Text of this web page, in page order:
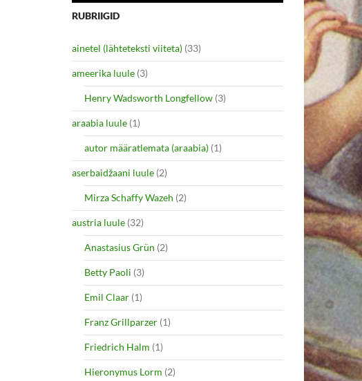
RUBRIIGID
ainetel (lähteteksti viiteta) (33)
ameerika luule (3)
Henry Wadsworth Longfellow (3)
araabia luule (1)
autor määratlemata (araabia) (1)
aserbaidžaani luule (2)
Mirza Schaffy Wazeh (2)
austria luule (32)
Anastasius Grün (2)
Betty Paoli (3)
Emil Claar (1)
Franz Grillparzer (1)
Friedrich Halm (1)
Hieronymus Lorm (2)